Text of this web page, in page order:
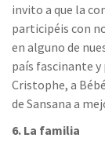
invito a que la
participéis con
en alguno de
país fascinante y
Cristophe, a
de Sansana a
6. La familia